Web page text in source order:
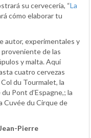
su cervecería, “La
cómo elaborar tu
autor, experimentales y
de las
y malta. Aquí
cuatro cervezas
du Tourmalet, la
Pont d’Espagne,; la
Cuvée du Cirque de
Pierre